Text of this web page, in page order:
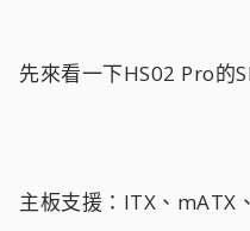
先來看一下HS02 Pro的
主板支援：ITX、mATX